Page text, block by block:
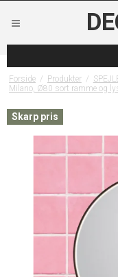
Forside / Produkter /
Milano, Ø80 sort ramme og
Skarp pris